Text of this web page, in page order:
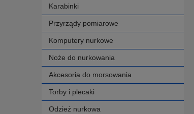
Karabinki
Przyrządy pomiarowe
Komputery nurkowe
Noże do nurkowania
Akcesoria do morsowania
Torby i plecaki
Odzież nurkowa